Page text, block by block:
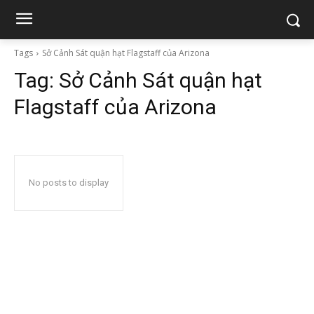
Tags Sở Cảnh Sát quận hạt Flagstaff của Arizona
Tag: Sở Cảnh Sát quận hạt
Flagstaff của Arizona
No posts to display